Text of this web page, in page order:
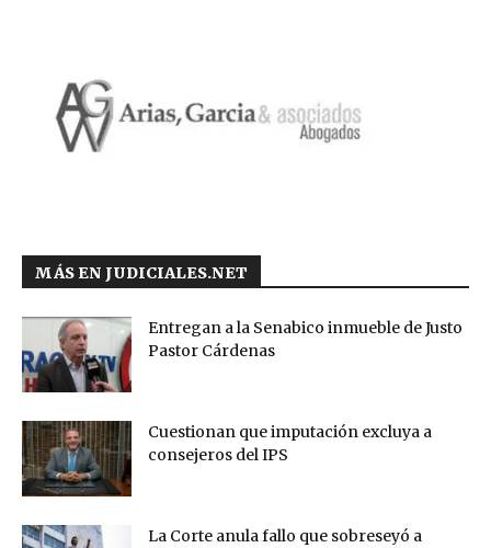
MÁS EN JUDICIALES.NET
Entregan a la Senabico inmueble de Justo
Pastor Cárdenas
Cuestionan que imputación excluya a
consejeros del IPS
La Corte anula fallo que sobreseyó a